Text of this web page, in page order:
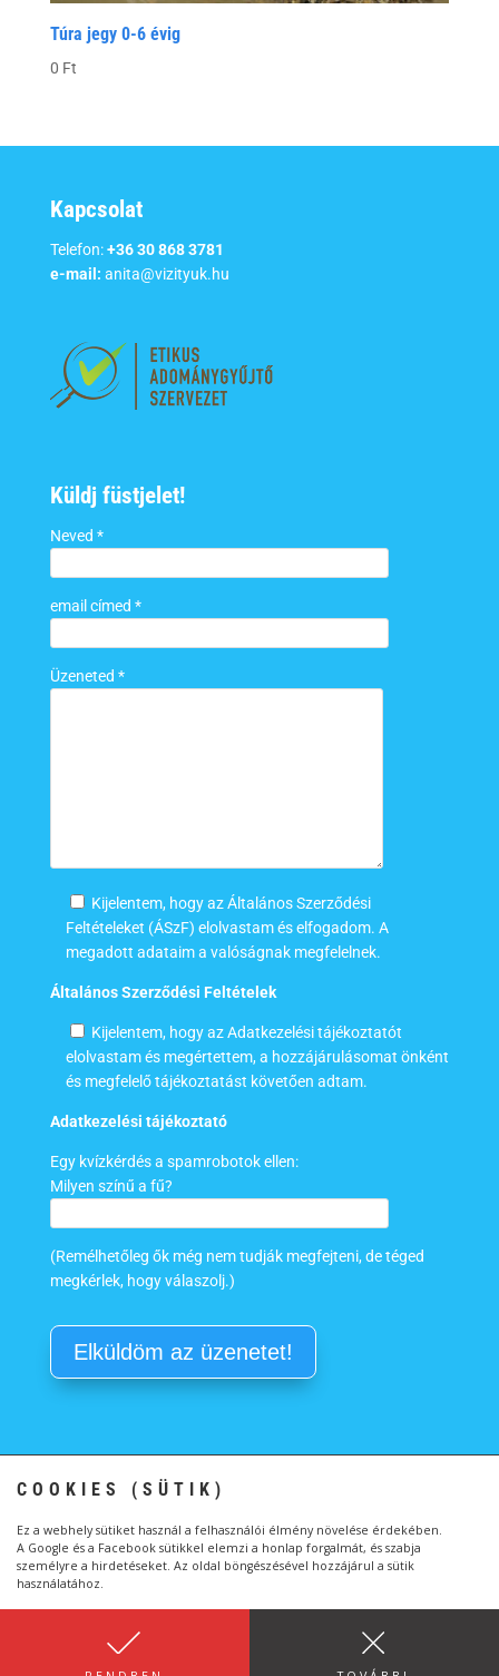
COOKIES (SÜTIK)
Ez a webhely sütiket használ a felhasználói élmény növelése érdekében.
A Google és a Facebook sütikkel elemzi a honlap forgalmát, és szabja
személyre a hirdetéseket. Az oldal böngészésével hozzájárul a sütik
használatához.
Túra jegy 0-6 évig
0 Ft
Kapcsolat
Telefon:+36 30 868 3781
e-mail: anita@vizityuk.hu
Küldj füstjelet!
Neved *
email címed *
Üzeneted *
Kijelentem, hogy az Általános Szerződési
Feltételeket (ÁSzF) elolvastam és elfogadom. A
megadott adataim a valóságnak megfelelnek.
Általános Szerződési Feltételek
Kijelentem, hogy az Adatkezelési tájékoztatót
elolvastam és megértettem, a hozzájárulásomat önként
és megfelelő tájékoztatást követően adtam.
Adatkezelési tájékoztató
Egy kvízkérdés a spamrobotok ellen:
Milyen színű a fű?
(Remélhetőleg ők még nem tudják megfejteni, de téged
megkérlek, hogy válaszolj.)
Kapcsolat
Általános Szerződési Feltételek
Adatkezelési tájékoztató
Átláthatóság – Etikus Adománygyűjtő Szervezet
Vízityúk - A vízitúrázók álma © Wermeser Anita /